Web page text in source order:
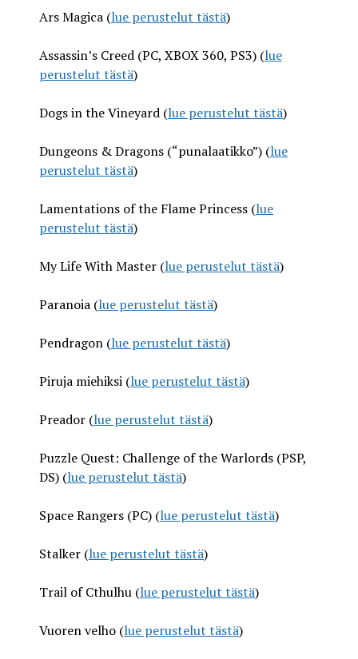
Ars Magica (lue perustelut tästä)
Assassin’s Creed (PC, XBOX 360, PS3) (lue
perustelut tästä)
Dogs in the Vineyard (lue perustelut tästä)
Dungeons & Dragons (“punalaatikko”) (lue
perustelut tästä)
Lamentations of the Flame Princess (lue
perustelut tästä)
My Life With Master (lue perustelut tästä)
Paranoia (lue perustelut tästä)
Pendragon (lue perustelut tästä)
Piruja miehiksi (lue perustelut tästä)
Preador (lue perustelut tästä)
Puzzle Quest: Challenge of the Warlords (PSP,
DS) (lue perustelut tästä)
Space Rangers (PC) (lue perustelut tästä)
Stalker (lue perustelut tästä)
Trail of Cthulhu (lue perustelut tästä)
Vuoren velho (lue perustelut tästä)